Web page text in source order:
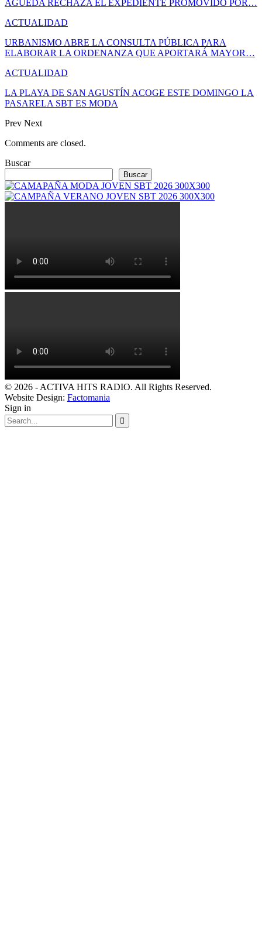
ÁGUEDA RECHAZA EL EXPEDIENTE PROMOVIDO POR…
ACTUALIDAD
URBANISMO ABRE LA CONSULTA PÚBLICA PARA
ELABORAR LA ORDENANZA QUE APORTARÁ MAYOR…
ACTUALIDAD
LA PLAYA DE SAN AGUSTÍN ACOGE ESTE DOMINGO LA
PASARELA SBT ES MODA
Prev Next
Comments are closed.
Buscar
Buscar
© 2026 - ACTIVA HITS RADIO. All Rights Reserved.
Website Design: Factomania
Sign in